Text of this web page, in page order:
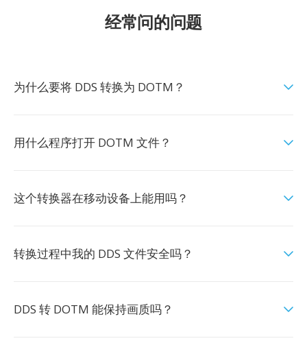
经常问的问题
为什么要将 DDS 转换为 DOTM？
用什么程序打开 DOTM 文件？
这个转换器在移动设备上能用吗？
转换过程中我的 DDS 文件安全吗？
DDS 转 DOTM 能保持画质吗？